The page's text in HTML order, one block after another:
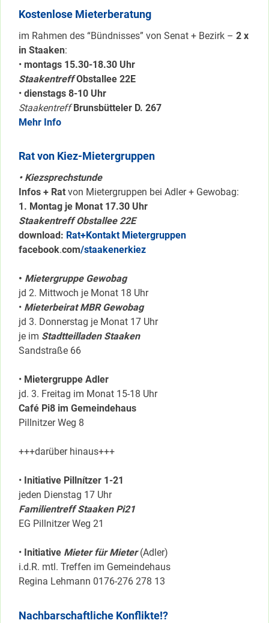
Kostenlose Mieterberatung
im Rahmen des “Bündnisses” von Senat + Bezirk – 2 x
in Staaken:
• montags 15.30-18.30 Uhr
Staakentreff Obstallee 22E
• dienstags 8-10 Uhr
Staakentreff Brunsbütteler D. 267
Mehr Info
Rat von Kiez-Mietergruppen
• Kiezsprechstunde
Infos + Rat von Mietergruppen bei Adler + Gewobag:
1. Montag je Monat 17.30 Uhr
Staakentreff Obstallee 22E
download: Rat+Kontakt Mietergruppen
facebook.com/staakenerkiez
• Mietergruppe Gewobag
jd 2. Mittwoch je Monat 18 Uhr
• Mieterbeirat MBR Gewobag
jd 3. Donnerstag je Monat 17 Uhr
je im Stadtteilladen Staaken
Sandstraße 66
• Mietergruppe Adler
jd. 3. Freitag im Monat 15-18 Uhr
Café Pi8 im Gemeindehaus
Pillnitzer Weg 8
+++darüber hinaus+++
• Initiative Pillnítzer 1-21
jeden Dienstag 17 Uhr
Familientreff Staaken Pi21
EG Pillnitzer Weg 21
• Initiative Mieter für Mieter(Adler)
i.d.R. mtl. Treffen im Gemeindehaus
Regina Lehmann 0176-276 278 13
Nachbarschaftliche Konflikte!?